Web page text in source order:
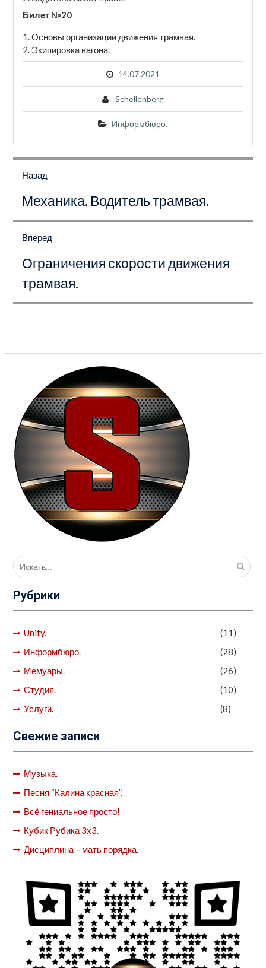
Билет №20
Основы организации движения трамвая.
Экипировка вагона.
14.07.2021
Schellenberg
Информбюро.
поНазад
запись:
Механика. Водитель трамвая.
Вперед
запись:
Ограничения скорости движения
трамвая.
Поиск
для:
Рубрики
Unity.
(11)
Информбюро.
(28)
Мемуары.
(26)
Студия.
(10)
Услуги.
(8)
Свежие записи
Музыка.
Песня “Калина красная”.
Всё гениальное просто!
Кубик Рубика 3х3.
Дисциплина – мать порядка.